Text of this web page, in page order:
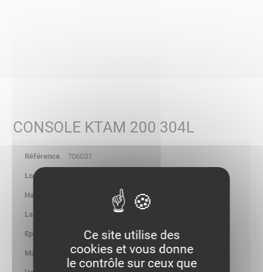
CONSOLE KTAM 200 304L
706031
-
0.300
Ce site utilise des
cookies et vous donne
le contrôle sur ceux que